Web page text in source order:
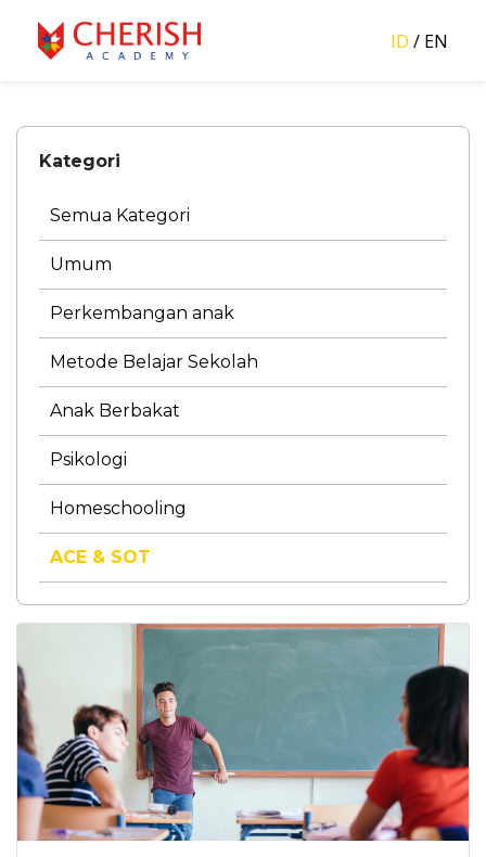
ID / EN
Kategori
Semua Kategori
Umum
Perkembangan anak
Metode Belajar Sekolah
Anak Berbakat
Psikologi
Homeschooling
ACE & SOT